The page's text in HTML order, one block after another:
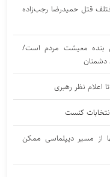
قتل حمیدرضا رجب‌زاده
بنده معیشت مردم است/
دشمنان
اعلام نظر رهبری
کنست
از مسیر دیپلماسی ممکن